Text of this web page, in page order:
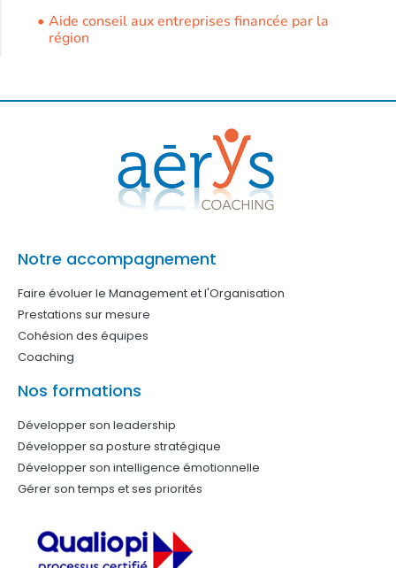
Aide conseil aux entreprises financée par la
région
Notre accompagnement
Faire évoluer le Management et l'Organisation
Prestations sur mesure
Cohésion des équipes
Coaching
Nos formations
Développer son leadership
Développer sa posture stratégique
Développer son intelligence émotionnelle
Gérer son temps et ses priorités